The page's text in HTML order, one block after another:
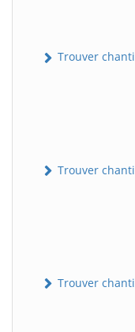
Trouver
Trouver
Trouver